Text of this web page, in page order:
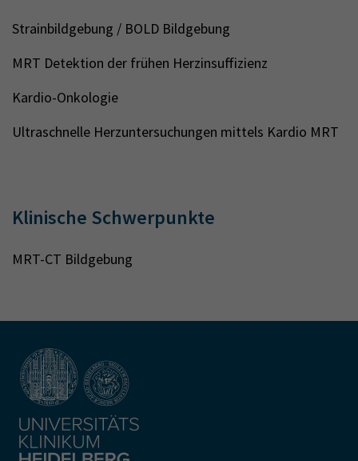
Strainbildgebung / BOLD Bildgebung
MRT Detektion der frühen Herzinsuffizienz
Kardio-Onkologie
Ultraschnelle Herzuntersuchungen mittels Kardio MRT
Klinische Schwerpunkte
MRT-CT Bildgebung